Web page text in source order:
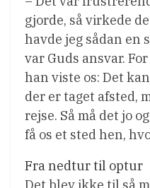
gjorde, så virkede
havde jeg sådan en
var Guds ansvar.
han viste os: Det
der er taget afsted,
rejse. Så må det jo
få os et sted hen,
Fra nedtur til optur
Det blev ikke til så